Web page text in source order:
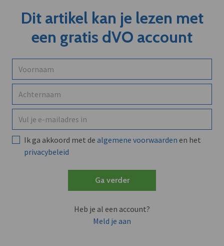
Dit artikel kan je lezen met
een gratis dVO account
Ik ga akkoord met de algemene voorwaarden en het
privacybeleid
Ga verder
Heb je al een account?
Meld je aan